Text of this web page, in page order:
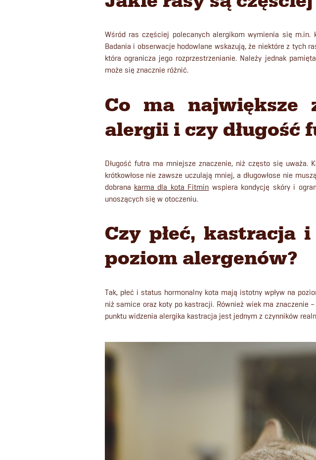
Wśród ras częściej polecanych alergikom wymienia się m.in.
Badania i obserwacje hodowlane wskazują, że niektóre z tych
która ogranicza jego rozprzestrzenianie. Należy jednak
może się znacznie różnić.
Co ma największe
alergii i czy długość
Długość futra ma mniejsze znaczenie, niż często się uważa.
krótkowłose nie zawsze uczulają mniej, a długowłose nie
dobrana karma dla kota Fitmin wspiera kondycję skóry i
unoszących się w otoczeniu.
Czy płeć, kastracja
poziom alergenów?
Tak, płeć i status hormonalny kota mają istotny wpływ na
niż samice oraz koty po kastracji. Również wiek ma znaczenie
punktu widzenia alergika kastracja jest jednym z czynników